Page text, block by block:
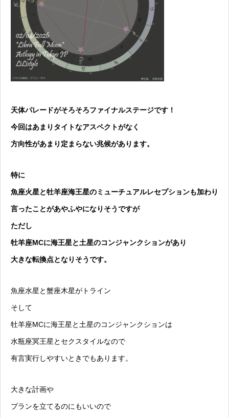
天体パレードがそろそろファイナルステージです！
今回はあまりタイトなアスペクトがなく
方向性があまり定まらない兆候があります。
特に
魚座火星と牡羊座海王星のミューチュアルレセプションも加わり
言ったことがあやふやになりそうですが
ただし
牡羊座MCに海王星と土星のコンジャンクションがあり
大きな転換点となりそうです。
魚座水星と蟹座木星がトライン
そして
牡羊座MCに海王星と土星のコンジャンクションは
水瓶座冥王星とセクスタイルなので
有言実行しやすいときでもあります。
大きな計画や
プランを立てるのにもいいので